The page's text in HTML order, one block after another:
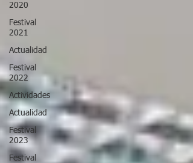
2020
Festival
2021
Actualidad
Festival
2022
Actividades
Actualidad
Festival
2023
Festival